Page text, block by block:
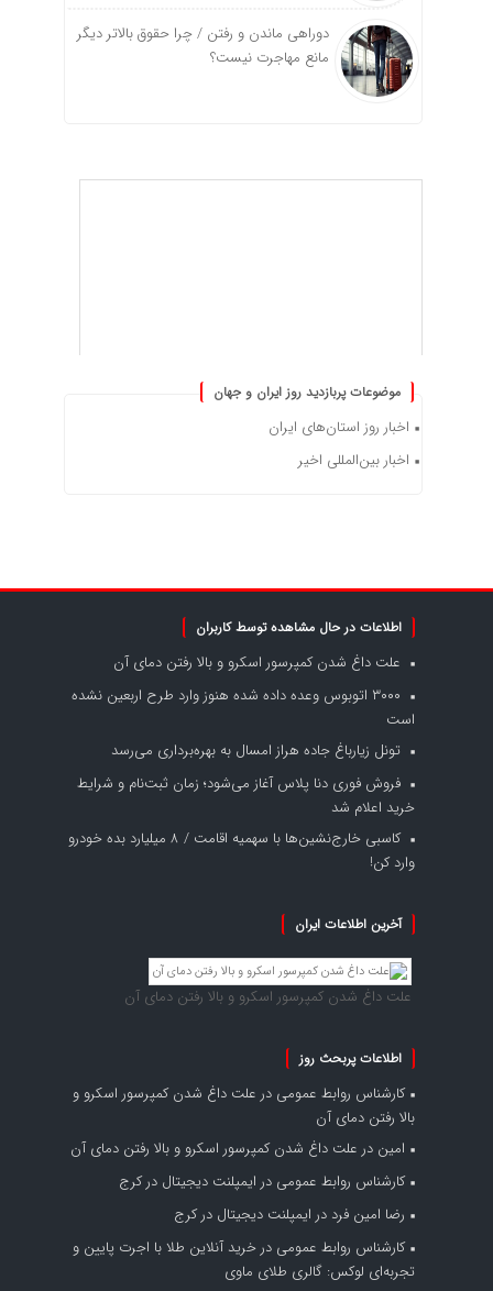
دوراهی ماندن و رفتن / چرا حقوق بالاتر دیگر
مانع مهاجرت نیست؟
موضوعات پربازدید روز ایران و جهان
اخبار روز استان‌های ایران
اخبار بین‌المللی اخیر
اطلاعات در حال مشاهده توسط کاربران
علت داغ شدن کمپرسور اسکرو و بالا رفتن دمای آن
۳۰۰۰ اتوبوس وعده داده شده هنوز وارد طرح اربعین نشده
است
تونل زیارباغ جاده هراز امسال به بهره‌برداری می‌رسد
فروش فوری دنا پلاس آغاز می‌شود؛ زمان ثبت‌نام و شرایط
خرید اعلام شد
کاسبی خارج‌نشین‌ها با سهمیه اقامت / ۸ میلیارد بده خودرو
وارد کن!
آخرین اطلاعات ایران
علت داغ شدن کمپرسور اسکرو و بالا رفتن دمای آن
اطلاعات پربحث روز
کارشناس روابط عمومی در علت داغ شدن کمپرسور اسکرو و
بالا رفتن دمای آن
امین در علت داغ شدن کمپرسور اسکرو و بالا رفتن دمای آن
کارشناس روابط عمومی در ایمپلنت دیجیتال در کرج
رضا امین فرد در ایمپلنت دیجیتال در کرج
کارشناس روابط عمومی در خرید آنلاین طلا با اجرت پایین و
تجربه‌ای لوکس: گالری طلای ماوی